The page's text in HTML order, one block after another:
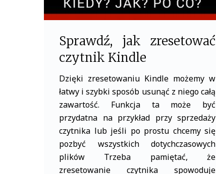
Sprawdź, jak zresetować
czytnik Kindle
Dzięki zresetowaniu Kindle możemy w
łatwy i szybki sposób usunąć z niego całą
zawartość. Funkcja ta może być
przydatna na przykład przy sprzedaży
czytnika lub jeśli po prostu chcemy się
pozbyć wszystkich dotychczasowych
plików Trzeba pamiętać, że
zresetowanie czytnika spowoduje